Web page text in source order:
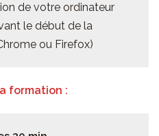
de votre ordinateur
le début de la
ou Firefox)
formation :